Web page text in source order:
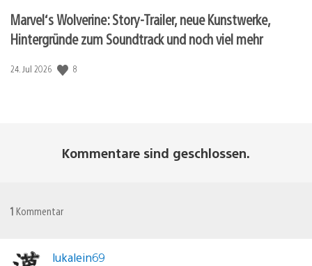
Marvel‘s Wolverine: Story-Trailer, neue Kunstwerke,
Hintergründe zum Soundtrack und noch viel mehr
Veröffentlichungsdatum:
24. Jul 2026 8
Kommentare sind geschlossen.
1 Kommentar
lukalein69